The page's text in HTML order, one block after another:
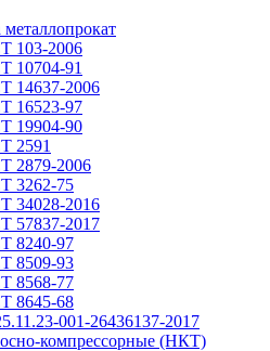
103-2006
10704-91
14637-2006
16523-97
19904-90
2591
2879-2006
3262-75
34028-2016
57837-2017
8240-97
8509-93
8568-77
8645-68
001-26436137-2017
компрессорные (НКТ)